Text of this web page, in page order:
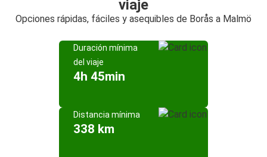
viaje
Opciones rápidas, fáciles y asequibles de Borås a Malmö
Duración mínima
del viaje
4h 45min
Distancia mínima
338 km